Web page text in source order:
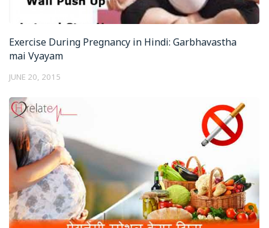
Exercise During Pregnancy in Hindi: Garbhavastha
mai Vyayam
JUNE 20, 2015